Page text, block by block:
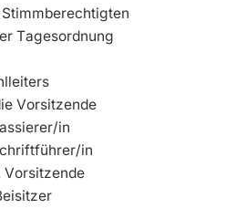
Tagesordnung
Vorsitzende
in
in
Vorsitzende